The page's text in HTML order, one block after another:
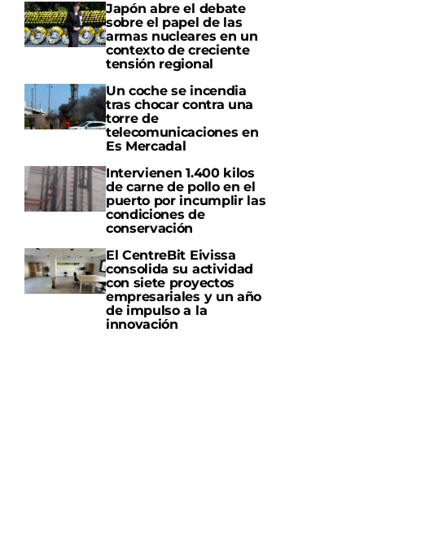
Japón abre el debate
sobre el papel de las
armas nucleares en un
contexto de creciente
tensión regional
Un coche se incendia
tras chocar contra una
torre de
telecomunicaciones en
Es Mercadal
Intervienen 1.400 kilos
de carne de pollo en el
puerto por incumplir las
condiciones de
conservación
El CentreBit Eivissa
consolida su actividad
con siete proyectos
empresariales y un año
de impulso a la
innovación